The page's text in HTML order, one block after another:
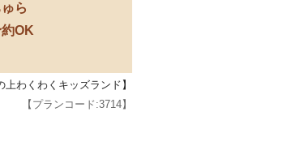
ら
OK
上わくわくキッズランド】
【プランコード:3714】